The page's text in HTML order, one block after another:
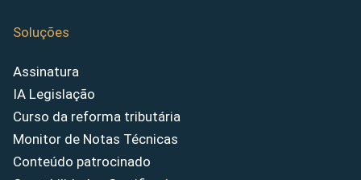
Soluções
Assinatura
IA Legislação
Curso da reforma tributária
Monitor de Notas Técnicas
Conteúdo patrocinado